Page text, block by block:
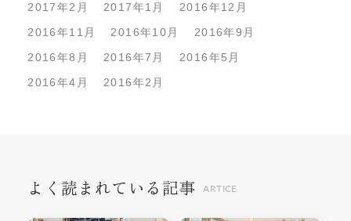
2017年2月
2017年1月
2016年12月
2016年11月
2016年10月
2016年9月
2016年8月
2016年7月
2016年5月
2016年4月
2016年2月
よく読まれている記事 ARTICE